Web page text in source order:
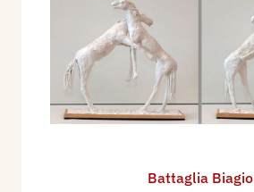
Battaglia Biagio